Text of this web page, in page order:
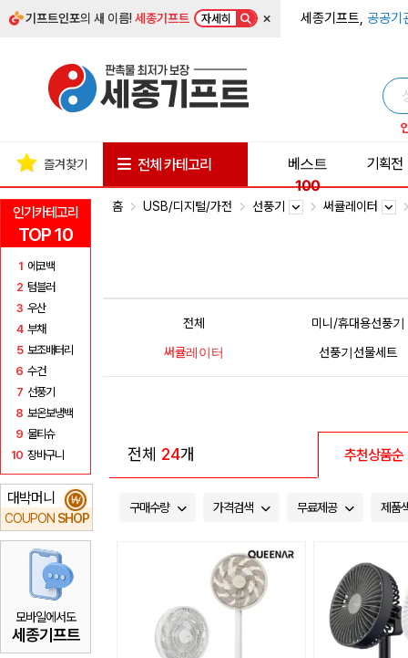
기프트인포의 새 이름!세종기프트 자세히 × 세종기프트, 공공기
인기카테고리
TOP 10
1 에코백
2 텀블러
3 우산
4 부채
5 보조배터리
6 수건
7 선풍기
8 보온보냉백
9 물티슈
10 장바구니
대박머니
COUPON SHOP
₩
모바일에서도
세종기프트
즐겨찾기 전체 카테고리
베스트
100
기획전
홈 USB/디지털/가전 선풍기 써큘레이터
전체
미니/휴대용선풍기
써큘레이터
선풍기선물세트
전체 24개 추천상품순
구매수량 가격검색 무료제공 제품